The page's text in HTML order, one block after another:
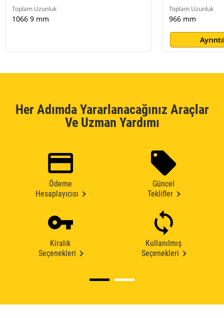
Toplam Uzunluk
1066 9 mm
Toplam Uzunluk
966 mm
Her Adımda Yararlanacağınız Araçlar
Ve Uzman Yardımı
Ödeme
Hesaplayıcısı
Güncel
Teklifler
Kiralık
Seçenekleri
Kullanılmış
Seçenekleri